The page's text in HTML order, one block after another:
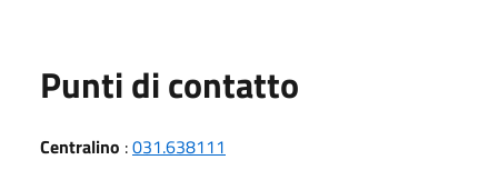
Punti di contatto
Centralino :031.638111